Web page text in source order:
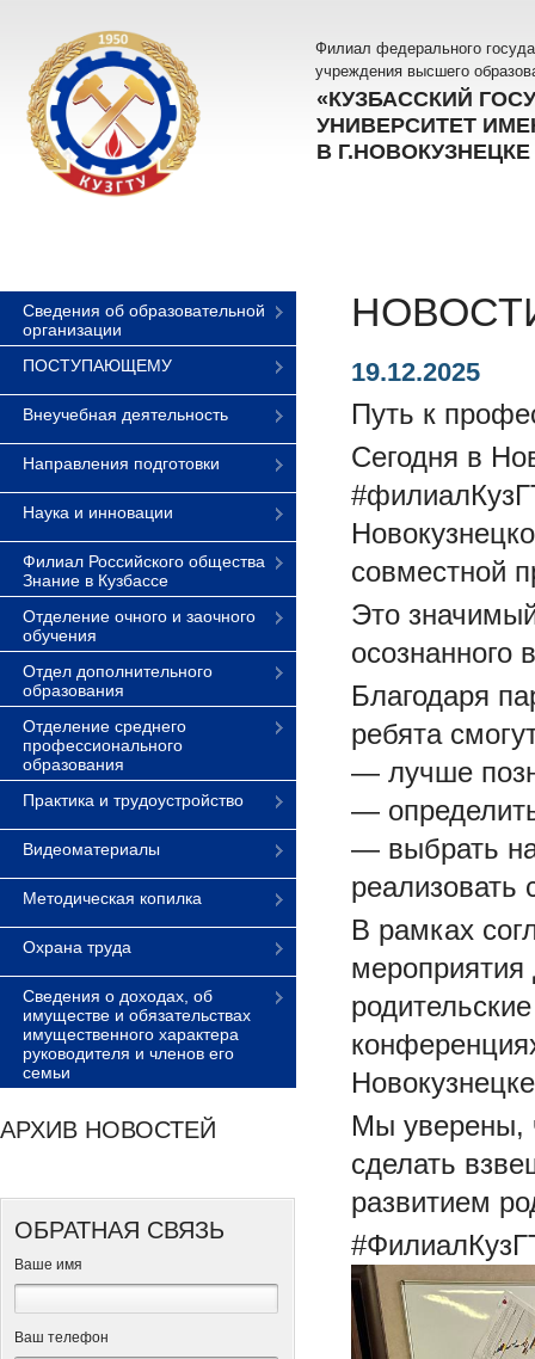
Филиал федерального
учреждения высшего
«КУЗБАССКИЙ
УНИВЕРСИТЕТ
В Г.НОВОКУЗНЕЦКЕ
Сведения об образовательной
организации
ПОСТУПАЮЩЕМУ
Внеучебная деятельность
Направления подготовки
Наука и инновации
Филиал Российского общества
Знание в Кузбассе
Отделение очного и заочного
обучения
Отдел дополнительного
образования
Отделение среднего
профессионального
образования
Практика и трудоустройство
Видеоматериалы
Методическая копилка
Охрана труда
Сведения о доходах, об
имуществе и обязательствах
имущественного характера
руководителя и членов его
семьи
АРХИВ НОВОСТЕЙ
ОБРАТНАЯ СВЯЗЬ
Ваше имя
Ваш телефон
19.12.2025
Путь к
Сегодня в
совместной
Это
Благодаря
ребята
— лучше
—
— выбрать
реализовать
В рамках
Мы уверены,
сделать
развитием